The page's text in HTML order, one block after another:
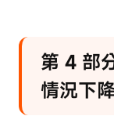
第 4 部
情況下